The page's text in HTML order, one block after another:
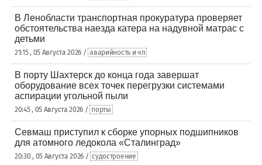
В Ленобласти транспортная прокуратура проверяет
обстоятельства наезда катера на надувной матрас с
детьми
21:15 , 05 Августа 2026 / аварийность и чп
В порту Шахтерск до конца года завершат
оборудование всех точек перегрузки системами
аспирации угольной пыли
20:45 , 05 Августа 2026 / порты
Севмаш приступил к сборке упорных подшипников
для атомного ледокола «Сталинград»
20:30 , 05 Августа 2026 / судостроение